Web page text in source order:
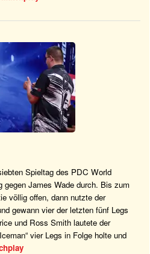
Spieltag des PDC World
gegen James Wade durch. Bis zum
völlig offen, dann nutzte der
gewann vier der letzten fünf Legs
und Ross Smith lautete der
vier Legs in Folge holte und